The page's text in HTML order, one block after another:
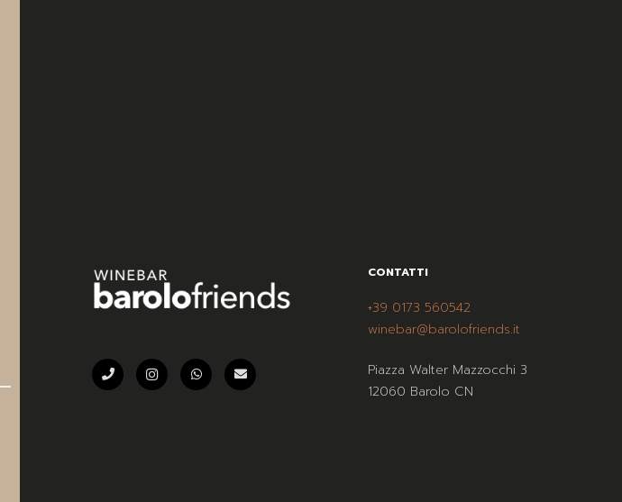
CONTATTI
+39 0173 560542
winebar@barolofriends.it
Piazza Walter Mazzocchi 3
12060 Barolo CN